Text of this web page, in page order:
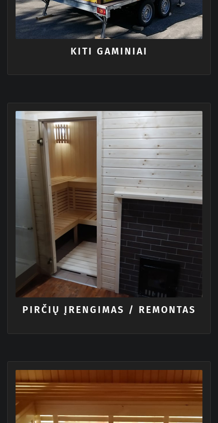
KITI GAMINIAI
PIRČIŲ ĮRENGIMAS / REMONTAS